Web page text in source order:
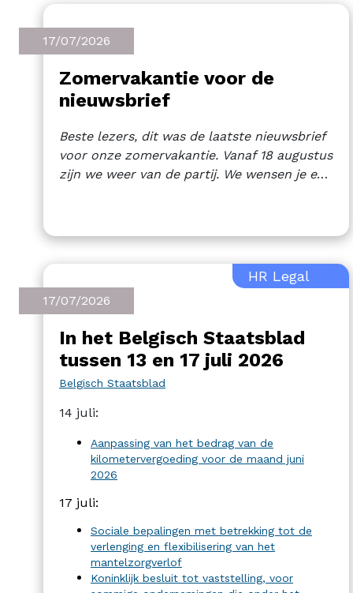
17/07/2026
Zomervakantie voor de
nieuwsbrief
Beste lezers, dit was de laatste nieuwsbrief
voor onze zomervakantie. Vanaf 18 augustus
zijn we weer van de partij. We wensen je een
HR Legal
17/07/2026
In het Belgisch Staatsblad
tussen 13 en 17 juli 2026
Belgisch Staatsblad
14 juli:
Aanpassing van het bedrag van de
kilometervergoeding voor de maand juni
2026
17 juli:
Sociale bepalingen met betrekking tot de
verlenging en flexibilisering van het
mantelzorgverlof
Koninklijk besluit tot vaststelling, voor